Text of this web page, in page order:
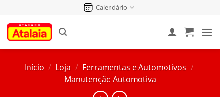
conteúdo
Calendário
Início / Loja / Ferramentas e Automotivos /
Manutenção Automotiva